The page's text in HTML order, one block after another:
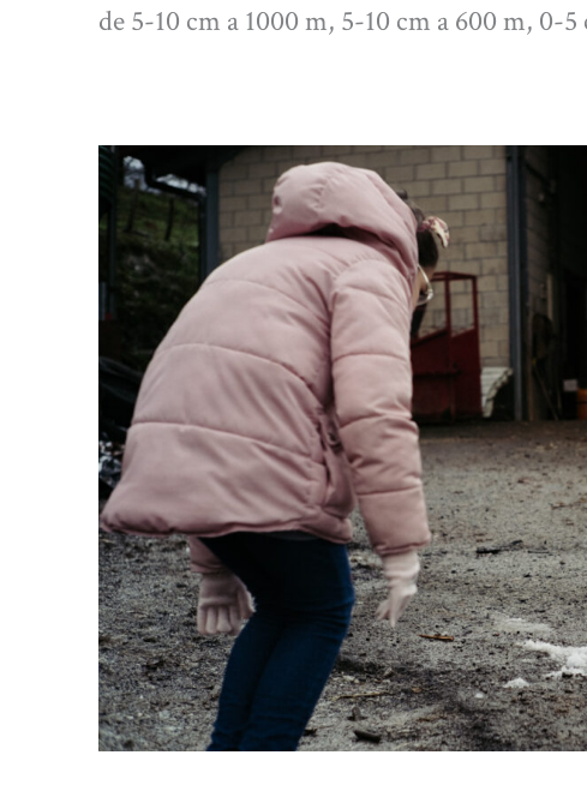
de 5-10 cm a 1000 m, 5-10 cm a 600 m, 0-